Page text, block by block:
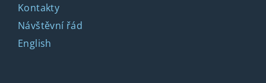
Kontakty
Návštěvní řád
English